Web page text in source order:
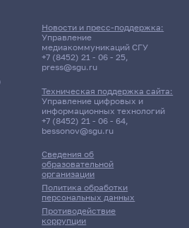
Сведения об
образовательной
организации
Политика обработки
персональных данных
Противодействие
коррупции
Новости и пресс-поддержка:
Управление
медиакоммуникаций СГУ
+7 (8452) 21 - 06 - 25,
press@sgu.ru
Техническая поддержка сайта:
Управление цифровых и
информационных технологий
+7 (8452) 21 - 06 - 64,
bessonov@sgu.ru